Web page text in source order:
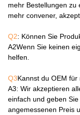
mehr Bestellungen zu
mehr convener,
Q2: Können Sie
A2Wenn Sie keinen
helfen.
Q3Kannst du OEM
A3: Wir akzeptieren
einfach und geben
angemessenen Preis